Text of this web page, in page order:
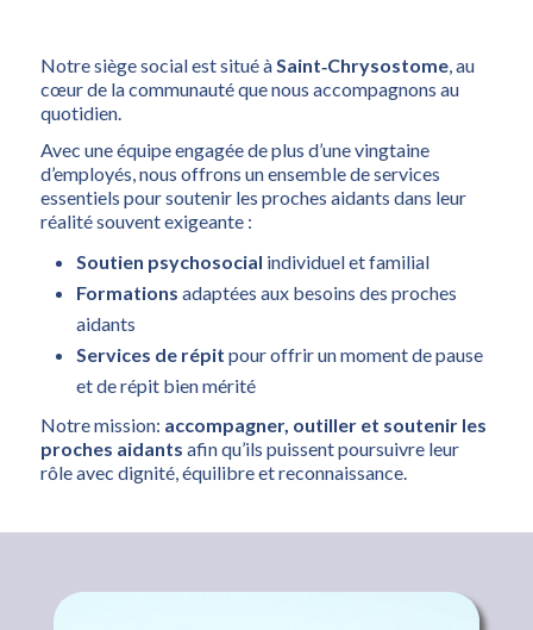
Notre siège social est situé àSaint‑Chrysostome, au
cœur de la communauté que nous accompagnons au
quotidien.
Avec une équipe engagée de plus d’une vingtaine
d’employés, nous offrons un ensemble de services
essentiels pour soutenir les proches aidants dans leur
réalité souvent exigeante :
Soutien psychosocial individuel et familial
Formations adaptées aux besoins des proches
aidants
Services de répit pour offrir un moment de pause
et de répit bien mérité
Notre mission: accompagner, outiller et soutenir les
proches aidants afin qu’ils puissent poursuivre leur
rôle avec dignité, équilibre et reconnaissance.